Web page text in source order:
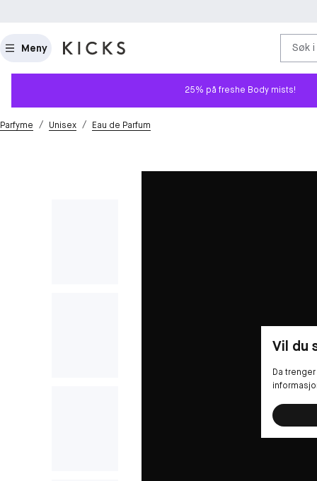
Meny Søk
25% på freshe Body mists!
Parfyme / Unisex / Eau de Parfum
Vil du
Da